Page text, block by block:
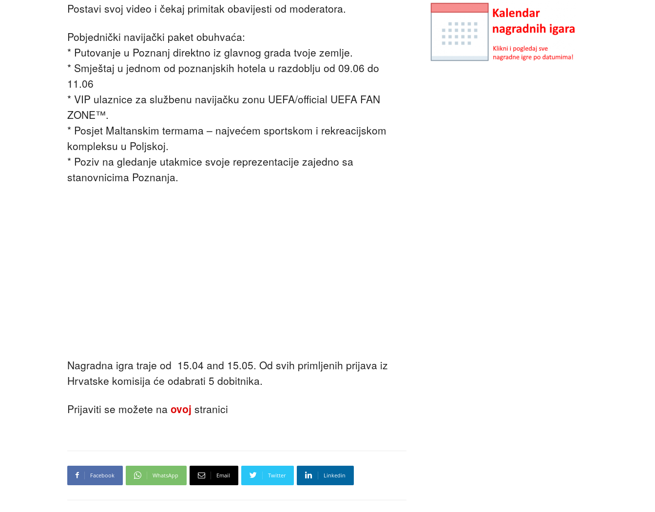
Postavi svoj video i čekaj primitak obavijesti od moderatora.
Pobjednički navijački paket obuhvaća:
* Putovanje u Poznanj direktno iz glavnog grada tvoje zemlje.
* Smještaj u jednom od poznanjskih hotela u razdoblju od 09.06 do
11.06
* VIP ulaznice za službenu navijačku zonu UEFA/official UEFA FAN
ZONE™.
* Posjet Maltanskim termama – najvećem sportskom i rekreacijskom
kompleksu u Poljskoj.
* Poziv na gledanje utakmice svoje reprezentacije zajedno sa
stanovnicima Poznanja.
Nagradna igra traje od 15.04 and 15.05. Od svih primljenih prijava iz
Hrvatske komisija će odabrati 5 dobitnika.
Prijaviti se možete na ovoj stranici
Facebook WhatsApp Email Twitter Linkedin